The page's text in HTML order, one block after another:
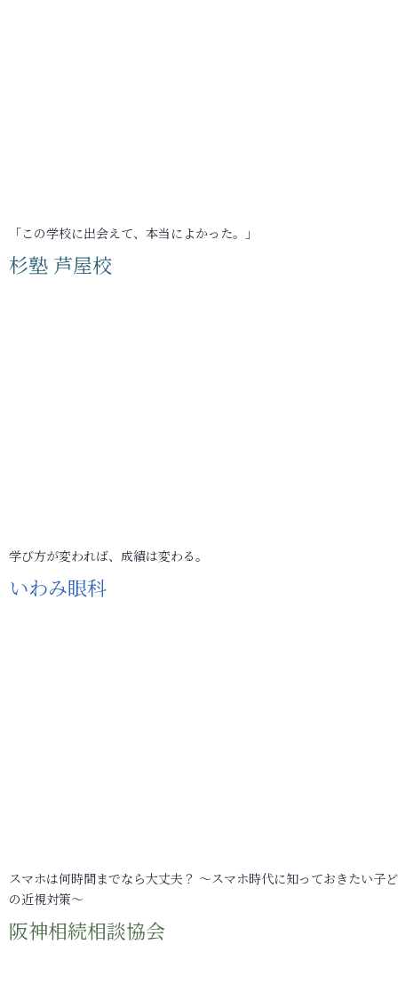
「この学校に出会えて、本当によかった。」
杉塾 芦屋校
学び方が変われば、成績は変わる。
いわみ眼科
スマホは何時間までなら大丈夫？ ～スマホ時代に知っておきたい子
の近視対策～
阪神相続相談協会